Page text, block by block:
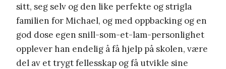
sitt, seg selv og den like perfekte og strigla
familien for Michael, og med oppbacking og en
god dose egen snill-som-et-lam-personlighet
opplever han endelig å få hjelp på skolen, være
del av et trygt fellesskap og få utvikle sine